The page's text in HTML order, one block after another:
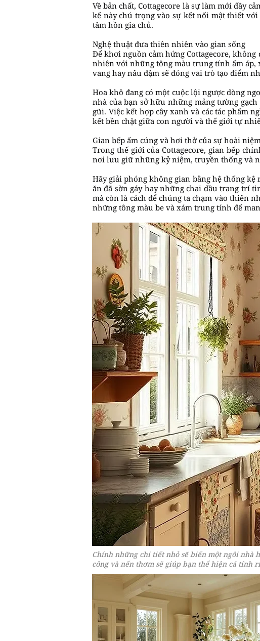
Về bản chất, Cottagecore là sự làm mới đầy
kế này chú trọng vào sự kết nối mật thiết
tâm hồn gia chủ.
Nghệ thuật đưa thiên nhiên vào gian sống
Để khơi nguồn cảm hứng Cottagecore,
nhiên với những tông màu trung tính ấm áp,
vang hay nâu đậm sẽ đóng vai trò tạo điểm
Hoa khô đang có một cuộc lội ngược dòng
nhà của bạn sở hữu những mảng tường
gũi. Việc kết hợp cây xanh và các tác phẩm
kết bền chặt giữa con người và thế giới tự
Gian bếp ấm cúng và hơi thở của sự hoài
Trong thế giới của Cottagecore, gian bếp
nơi lưu giữ những kỷ niệm, truyền thống và
Hãy giải phóng không gian bằng hệ thống
ăn đã sờn gáy hay những chai dầu trang trí
mà còn là cách để chúng ta chạm vào thiên
những tông màu be và xám trung tính để
Chính những chi tiết nhỏ sẽ biến một ngôi nhà
công và nến thơm sẽ giúp bạn thể hiện cá tính